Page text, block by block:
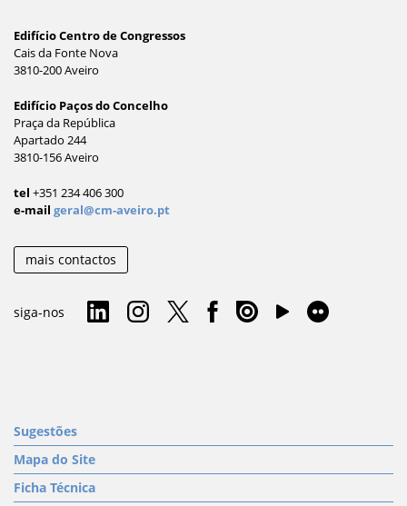
Edifício Centro de Congressos
Cais da Fonte Nova
3810-200 Aveiro
Edifício Paços do Concelho
Praça da República
Apartado 244
3810-156 Aveiro
tel +351 234 406 300
e-mail geral@cm-aveiro.pt
mais contactos
siga-nos
Sugestões
Mapa do Site
Ficha Técnica